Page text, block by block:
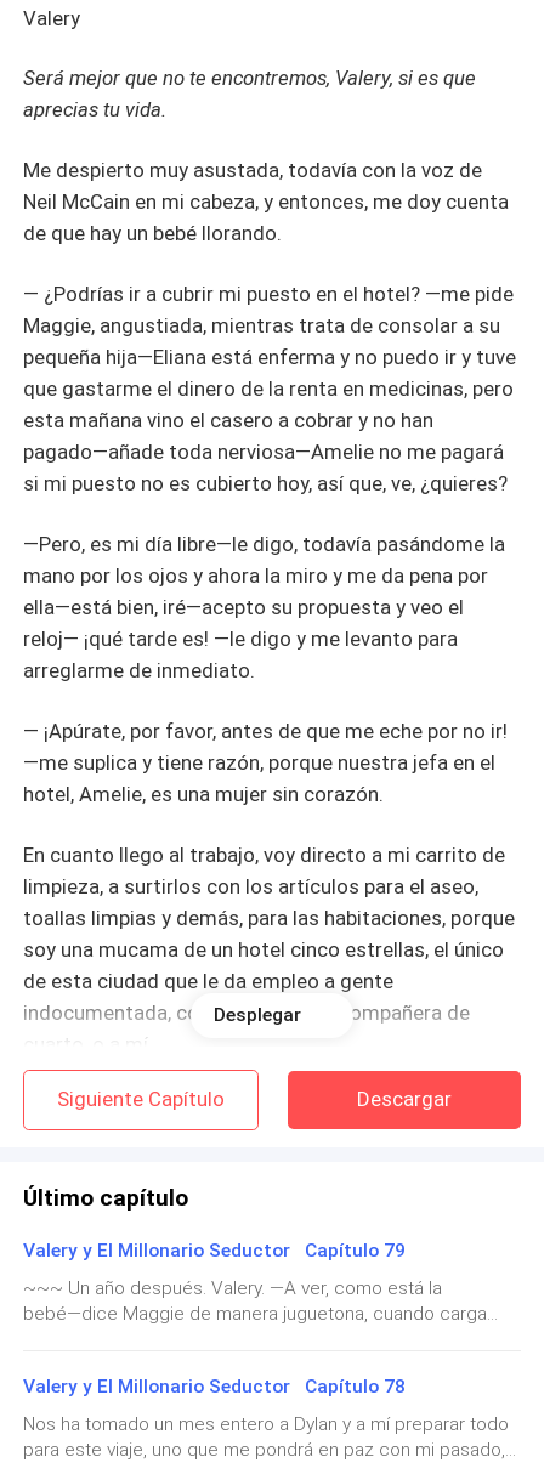
Valery
Será mejor que no te encontremos, Valery, si es que
aprecias tu vida.
Me despierto muy asustada, todavía con la voz de
Neil McCain en mi cabeza, y entonces, me doy cuenta
de que hay un bebé llorando.
― ¿Podrías ir a cubrir mi puesto en el hotel? ―me pide
Maggie, angustiada, mientras trata de consolar a su
pequeña hija―Eliana está enferma y no puedo ir y tuve
que gastarme el dinero de la renta en medicinas, pero
esta mañana vino el casero a cobrar y no han
pagado―añade toda nerviosa―Amelie no me pagará
si mi puesto no es cubierto hoy, así que, ve, ¿quieres?
―Pero, es mi día libre―le digo, todavía pasándome la
mano por los ojos y ahora la miro y me da pena por
ella―está bien, iré―acepto su propuesta y veo el
reloj― ¡qué tarde es! ―le digo y me levanto para
arreglarme de inmediato.
― ¡Apúrate, por favor, antes de que me eche por no ir!
―me suplica y tiene razón, porque nuestra jefa en el
hotel, Amelie, es una mujer sin corazón.
En cuanto llego al trabajo, voy directo a mi carrito de
limpieza, a surtirlos con los artículos para el aseo,
toallas limpias y demás, para las habitaciones, porque
soy una mucama de un hotel cinco estrellas, el único
de esta ciudad que le da empleo a gente
indocumentada, como Maggie, mi compañera de
cuarto, o a mí.
― ¡Llegas tarde! ―me dice Amelie, en cuanto me ve
arreglando mi carrito y yo respiro profundo.
―Lo siento, señora Amelie―le respondo toda
decir, pero me interrumpe.
―Silencio―me espeta toda molesta―no me interesa
tú siempre te has creído una princesita, y aquí
tenemos un horario estricto, así que empieza de una
buena vez a limpiar las habitaciones de tu piso, antes
Desplegar
Siguiente Capítulo Descargar
Último capítulo
Valery y El Millonario Seductor Capítulo 79
~~~ Un año después. Valery. ―A ver, como está la
bebé―dice Maggie de manera juguetona, cuando carga
ya llevo dos hijos, mi pequeño Curtis Dylan (el Dylan fue por
mucha insistencia de su padre), y mi pequeña Valery
Andrea (el Andrea es por un nombre que vi en una novela y
se me quedó grabado), a los cuales amo con todo mi
Valery y El Millonario Seductor Capítulo 78
Nos ha tomado un mes entero a Dylan y a mí preparar todo
para este viaje, uno que me pondrá en paz con mi pasado,